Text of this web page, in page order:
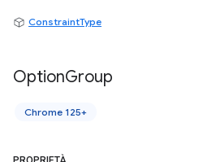
ConstraintType
OptionGroup
Chrome 125+